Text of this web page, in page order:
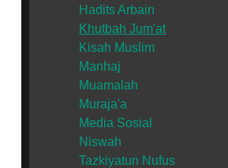
Hadits Arbain
Khutbah Jum'at
Kisah Muslim
Manhaj
Muamalah
Muraja'a
Media Sosial
Niswah
Tazkiyatun Nufus